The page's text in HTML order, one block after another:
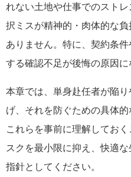
れない土地や仕事でのスト
択ミスが精神的・肉体的な
ありません。特に、契約条
する確認不足が後悔の原因に
本章では、単身赴任者が陥
げ、それを防ぐための具体的
これらを事前に理解してお
スクを最小限に抑え、快適
指針としてください。